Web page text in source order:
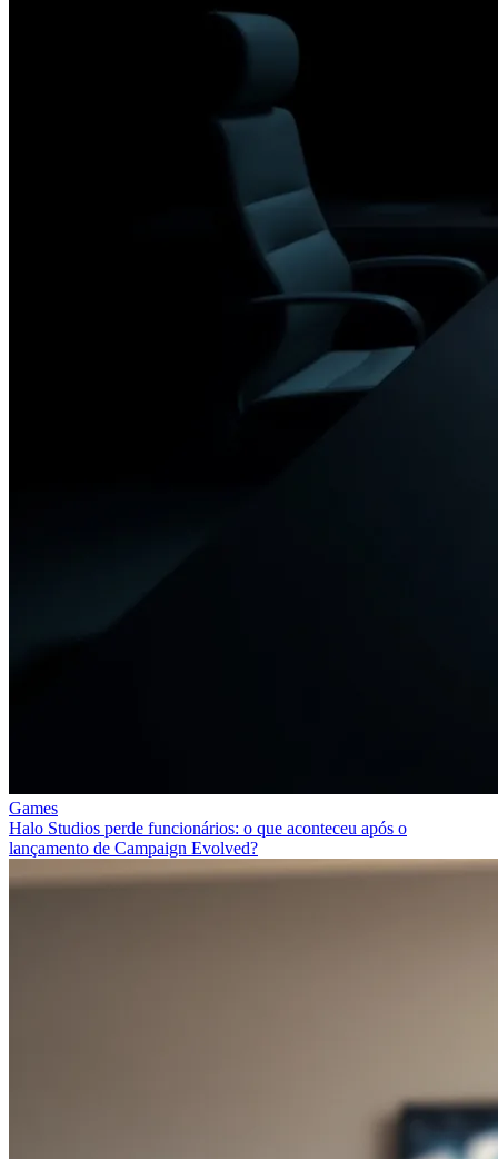
Games
Halo Studios perde funcionários: o que aconteceu após o
lançamento de Campaign Evolved?